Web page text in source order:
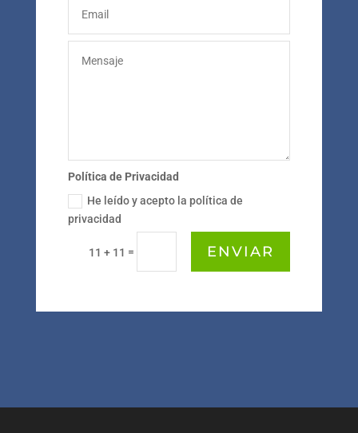
Política de Privacidad
He leído y acepto la política de
privacidad
11 + 11 = ENVIAR